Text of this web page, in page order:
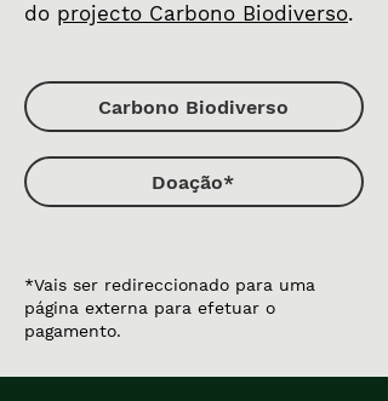
do projecto Carbono Biodiverso.
Carbono Biodiverso
Doação*
*Vais ser redireccionado para uma
página externa para efetuar o
pagamento.